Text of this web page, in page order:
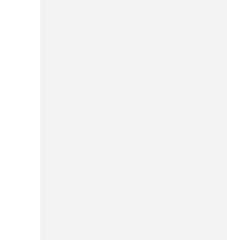
mit Röstbrot